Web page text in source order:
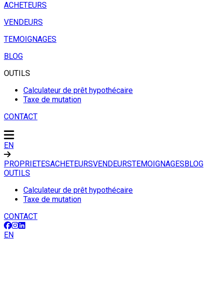
ACHETEURS
VENDEURS
TEMOIGNAGES
BLOG
OUTILS
Calculateur de prêt hypothécaire
Taxe de mutation
CONTACT
EN
PROPRIETESACHETEURSVENDEURSTEMOIGNAGESBLOG
OUTILS
Calculateur de prêt hypothécaire
Taxe de mutation
CONTACT
EN